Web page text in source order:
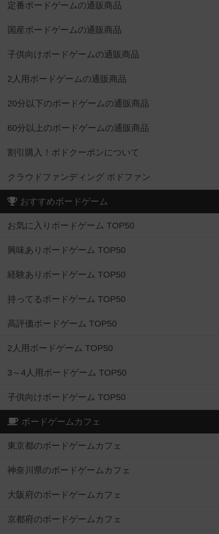
定番ボードゲームの通販商品
国産ボードゲームの通販商品
子供向けボードゲームの通販商品
2人用ボードゲームの通販商品
20分以下のボードゲームの通販商品
60分以上のボードゲームの通販商品
割引購入！ボドクーポンについて
クラウドファンディング ボドファン
おすすめボードゲーム
お気に入りボードゲーム TOP50
興味ありボードゲーム TOP50
経験ありボードゲーム TOP50
持ってるボードゲーム TOP50
高評価ボードゲーム TOP50
2人用ボードゲーム TOP50
3～4人用ボードゲーム TOP50
子供向けボードゲーム TOP50
ボードゲームカフェ
東京都のボードゲームカフェ
神奈川県のボードゲームカフェ
大阪府のボードゲームカフェ
京都府のボードゲームカフェ